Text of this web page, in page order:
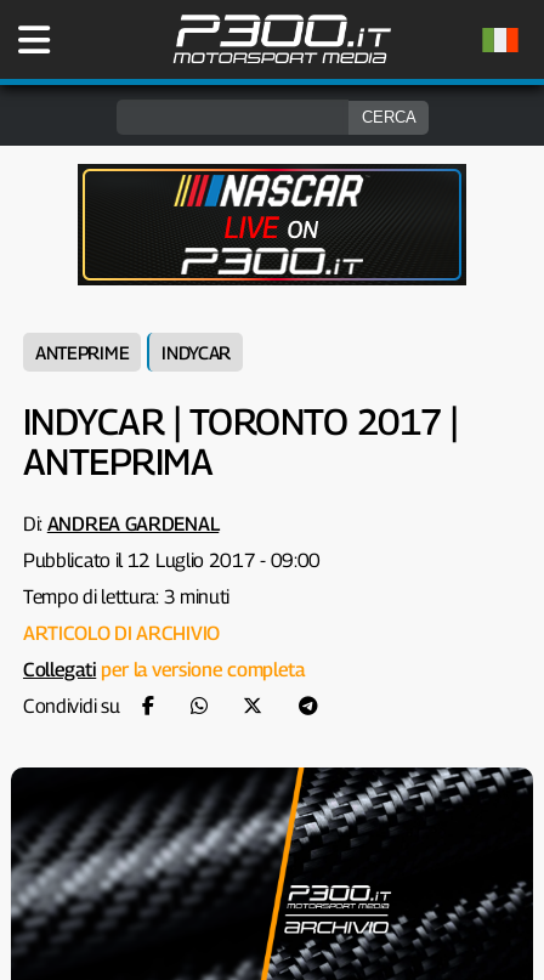
ANTEPRIME INDYCAR
INDYCAR | TORONTO 2017 |
ANTEPRIMA
Di: ANDREA GARDENAL
Pubblicato il 12 Luglio 2017 - 09:00
Tempo di lettura: 3 minuti
ARTICOLO DI ARCHIVIO
Collegati per la versione completa
Condividi su